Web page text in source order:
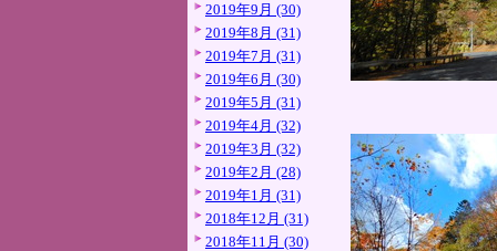
2019年9月 (30)
2019年8月 (31)
2019年7月 (31)
2019年6月 (30)
2019年5月 (31)
2019年4月 (32)
2019年3月 (32)
2019年2月 (28)
2019年1月 (31)
2018年12月 (31)
2018年11月 (30)